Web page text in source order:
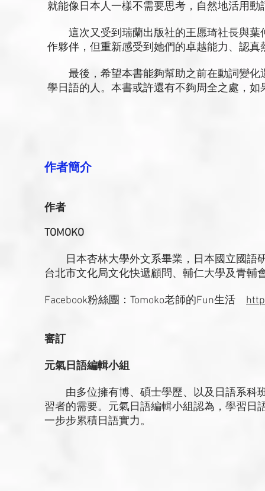
就能像日本人一樣不需要思考，自然地活用動
這次又受到瑞蘭出版社的王愿琦社長與葉
作夥伴，但重新感受到她們的卓越能力、認
最後，希望本書能夠幫助之前在動詞變化
學日語的人。本書或許還有不夠周全之處，
作者簡介
作者
TOMOKO
日本杏林大學外文系畢業，日本國立國語
台北市文化局文化快遞顧問、輔仁大學及青輔
Facebook粉絲團：Tomoko老師的Fun生活
審訂
元氣日語編輯小組
由多位擁有博、碩士學歷、以及日語系科
習者的需要。元氣日語編輯小組認為，學習日
一步步累積日語實力。